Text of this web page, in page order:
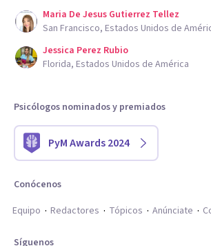
Maria De Jesus Gutierrez Tellez
San Francisco, Estados Unidos de
Jessica Perez Rubio
Florida, Estados Unidos de América
Psicólogos nominados y premiados
PyM Awards 2024
Conócenos
Equipo
Redactores Tópicos Anúnciate
Síguenos